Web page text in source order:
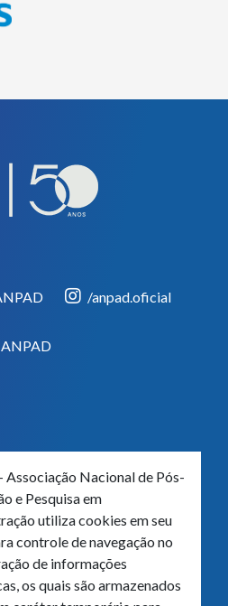
/anpad.oficial
ANPAD
BRASIL
Associação Nacional de Pós-
e Pesquisa em
utiliza cookies em seu
controle de navegação no
de informações
os quais são armazenados